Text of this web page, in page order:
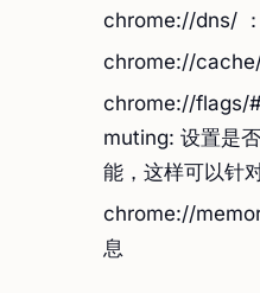
chrome://dns/
chrome://
chrome://flags/
muting: 设置是
能，这样可以针
chrome://
息